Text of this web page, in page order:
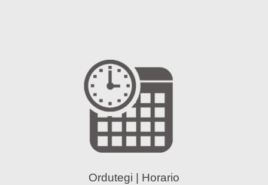
Ordutegi | Horario